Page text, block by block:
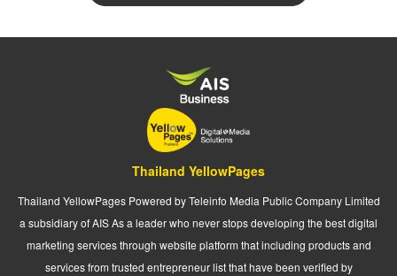
Thailand YellowPages
Thailand YellowPages Powered by Teleinfo Media Public Company Limited
a subsidiary of AIS As a leader who never stops developing the best digital
marketing services through website platform that including products and
services from trusted entrepreneur list that have been verified by